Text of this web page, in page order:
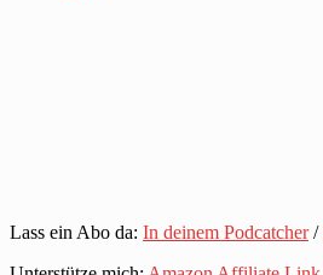
Lass ein Abo da: In deinem Podcatcher/